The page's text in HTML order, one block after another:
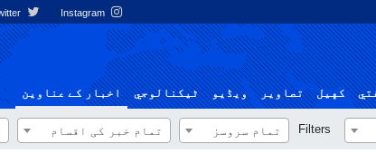
Instagram
کهيل تصاوير ویڈیو ٹيكنالوجي اخبار کے عناوین
Filters تمام سروسز تمام خبر کی اقسام